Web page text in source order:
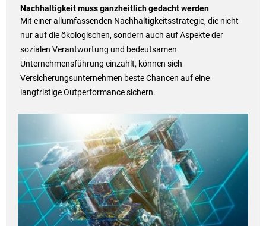
Nachhaltigkeit muss ganzheitlich gedacht werden
Mit einer allumfassenden Nachhaltigkeitsstrategie, die nicht
nur auf die ökologischen, sondern auch auf Aspekte der
sozialen Verantwortung und bedeutsamen
Unternehmensführung einzahlt, können sich
Versicherungsunternehmen beste Chancen auf eine
langfristige Outperformance sichern.